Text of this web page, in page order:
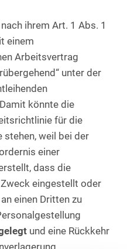
ihrem Art. 1 Abs. 1
einem
Arbeitsvertrag
unter der
könnte die
für die
stehen, weil bei der
einer
dass die
eingestellt oder
einen Dritten zu
und eine Rückkehr